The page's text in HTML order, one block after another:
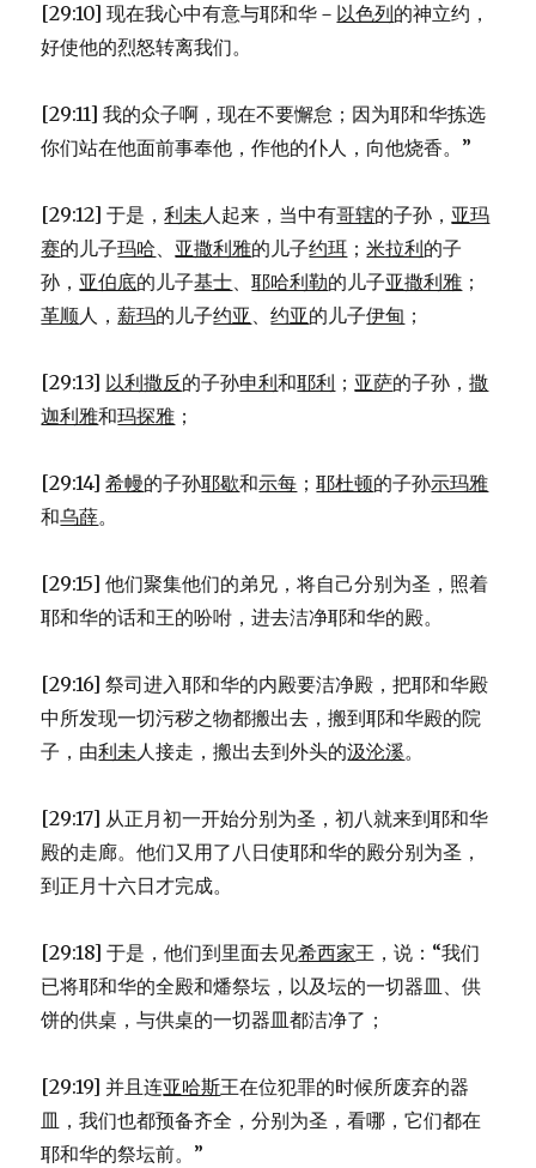
[29:10] 现在我心中有意与耶和华－ 以色列的神立约，
好使他的烈怒转离我们。
[29:11] 我的众子啊，现在不要懈怠；因为耶和华拣选
你们站在他面前事奉他，作他的仆人，向他烧香。”
[29:12] 于是，利未人起来，当中有哥辖的子孙， 亚玛
赛的儿子玛哈、 亚撒利雅的儿子约珥 ；米拉利的子
孙， 亚伯底的儿子基士、耶哈利勒的儿子亚撒利雅 ；
革顺人，薪玛的儿子约亚 、约亚的儿子伊甸 ；
[29:13] 以利撒反的子孙申利和耶利 ； 亚萨的子孙，撒
迦利雅和玛探雅 ；
[29:14]希幔的子孙耶歇和示每 ；耶杜顿的子孙示玛雅
和乌薛。
[29:15] 他们聚集他们的弟兄，将自己分别为圣，照着
耶和华的话和王的吩咐，进去洁净耶和华的殿。
[29:16] 祭司进入耶和华的内殿要洁净殿，把耶和华殿
中所发现一切污秽之物都搬出去，搬到耶和华殿的院
子，由利未人接走，搬出去到外头的汲沦溪。
[29:17] 从正月初一开始分别为圣，初八就来到耶和华
殿的走廊。他们又用了八日使耶和华的殿分别为圣，
到正月十六日才完成。
[29:18] 于是，他们到里面去见希西家王，说：“我们
已将耶和华的全殿和燔祭坛，以及坛的一切器皿、供
饼的供桌，与供桌的一切器皿都洁净了；
[29:19] 并且连亚哈斯王在位犯罪的时候所废弃的器
皿，我们也都预备齐全，分别为圣，看哪，它们都在
耶和华的祭坛前。”